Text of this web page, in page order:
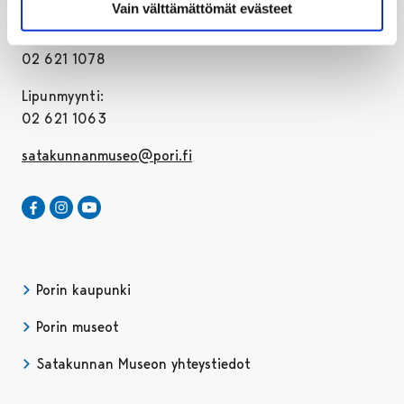
Vain välttämättömät evästeet
Toimisto:
02 621 1078
Lipunmyynti:
02 621 1063
satakunnanmuseo@pori.fi
Satakunnan Museo Facebookissa
Avautuu uudessa välilehdessä
Satakunnan Museo Instagrammissa
Avautuu uudessa välilehdessä
Porin kaupunki
Porin museot
Satakunnan Museon yhteystiedot